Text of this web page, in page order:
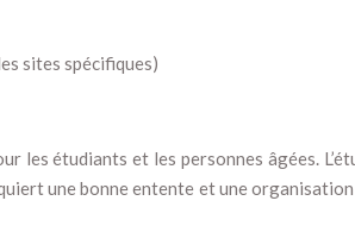
sites spécifiques)
étudiants et les personnes âgées.
une bonne entente et une